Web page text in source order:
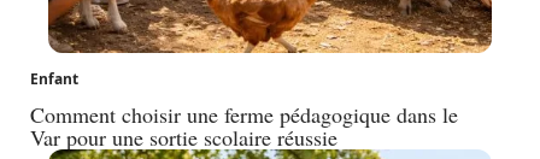
Enfant
Comment choisir une ferme pédagogique dans le
Var pour une sortie scolaire réussie